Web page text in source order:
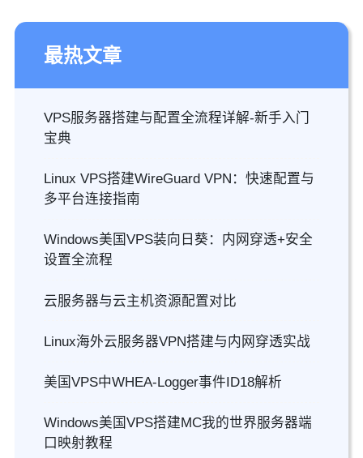
最热文章
VPS服务器搭建与配置全流程详解-新手入门
宝典
Linux VPS搭建WireGuard VPN：快速配置与
多平台连接指南
Windows美国VPS装向日葵：内网穿透+安全
设置全流程
云服务器与云主机资源配置对比
Linux海外云服务器VPN搭建与内网穿透实战
美国VPS中WHEA-Logger事件ID18解析
Windows美国VPS搭建MC我的世界服务器端
口映射教程